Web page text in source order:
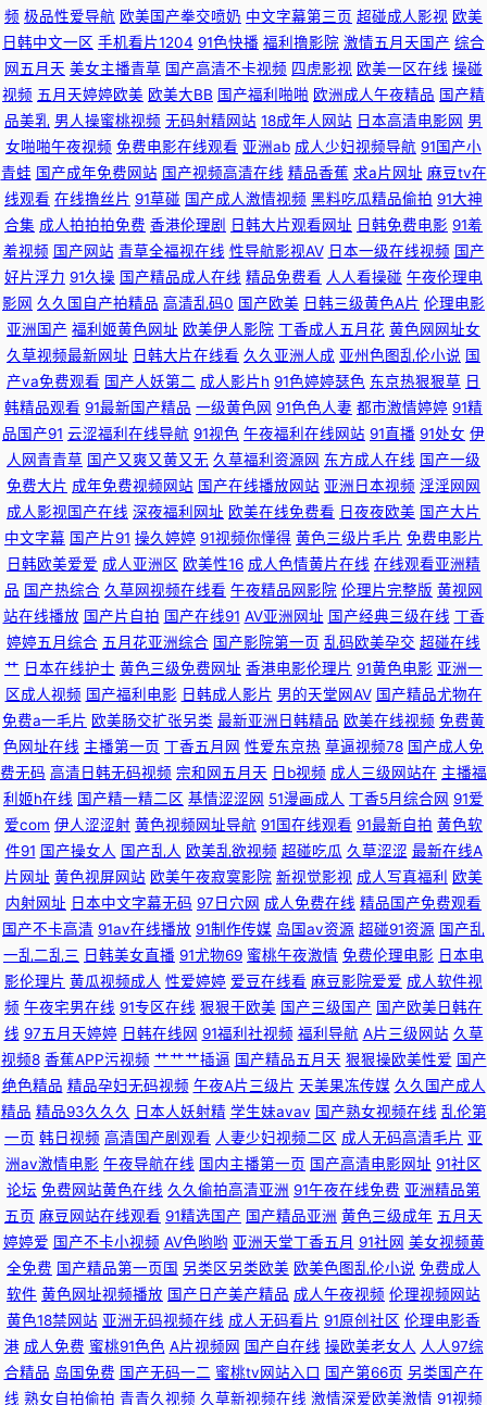
美国 尤物亚洲不卡亚洲精品 日本wwwwww色网 国产男女精品 91在线综合
观看 91www看黄色软件 青青操aV 成人在线免费网站h 91超碰青青 蜜臀AV
福利 91直接看 无码精品天堂福利区 豆花社区视频在线 国产精品成人午夜视
频 91偷拍福利视频 五月蜜桃涩涩瓷 男人的天堂午夜剧场版 国产九区第八页
AV先锋影音电影中文 91青草婷婷青草 91午夜视频 91看淫黄大片 亚洲国产九
九 婷婷五月激情澎湃 人人草人人妻91 国产福利影院 av老司机久久 91极品探
三区 欧美亚洲变态视 久草福利在线视频了 大香蕉伊综 av中文网站 91丝袜在
线观看 91成人影 欧美一页久久 日韩蜜桃专区 精品少妇导航 91熟女网站 91
妞妞视频 亚洲自蔚 欧美综合另类17 老湿影院激情影院 精品精品精品精品 国
产黄色在线精品 51全国探花社区 天美人人插 日韩免费乱轮网站 久久社区 国
白丝在线一区视频 www欧美日韩女同 91在现免费观看 在线免费小视频 性欧
美69导航 日韩日韩日韩日韩日 欧美日韩午夜剧场 女同片色 精品97精品 国产
精品九一九九 大香蕉管网 91在线大香脚 综合综色网 色中色官网 婷婷欧美 日
韩一区精品 九九在线视频 黄色小视频一二区 老司机电影院 91黄瓜视频下载
超碰网97 九一黄色大雷黑丝美女 人人色vvv 伊人干大香蕉 91精品在线观看
狼友 97支援总站大香蕉 福利姬性HD 男人天堂视頻 97资源在线 九九激情网
日韩精品人妻无码 51福利视频导航 91蜜桃麻豆 97精品视频在线 福利合集导
月丁香国产一区二区 91精品高跟玉足 91竹菊国产 高清打炮视频 久肏肏肏 色
色在线综合 91露脸熟女视频 成人福利基地无码大量 精品福利在线 日韩第32
页 伊人大香蕉99 亚洲色图精品一区 91视频91自 大香蕉婷婷 欧美性猛交久久
69少妇导航 91线看视频 大香蕉伊人妻 精品一区二区三区香蕉 三级片男人的
天堂 91爱爱欧美 91入口成人 操片久久精品 三级黄色免费观看 91福利色 成
人版久久 美女WWW1口 福利姬网址欧美 久久国产精品国产精品 偷拍探花在
频 极品性爱导航 欧美国产拳交喷奶 中文字幕第三页 超碰成人影视 欧美
日韩中文一区 手机看片1204 91色快播 福利撸影院 激情五月天国产 综合
网五月天 美女主播青草 国产高清不卡视频 四虎影视 欧美一区在线 操碰
视频 五月天婷婷欧美 欧美大BB 国产福利啪啪 欧洲成人午夜精品 国产精
品美乳 男人操蜜桃视频 无码射精网站 18成年人网站 日本高清电影网 男
女啪啪午夜视频 免费电影在线观看 亚洲ab 成人少妇视频导航 91国产小
青蛙 国产成年免费网站 国产视频高清在线 精品香蕉 求a片网址 麻豆tv在
线观看 在线撸丝片 91草碰 国产成人激情视频 黑料吃瓜精品偷拍 91大神
合集 成人拍拍拍免费 香港伦理剧 日韩大片观看网址 日韩免费电影 91羞
羞视频 国产网站 青草全福视在线 性导航影视AV 日本一级在线视频 国产
好片浮力 91久操 国产精品成人在线 精品免费看 人人看操碰 午夜伦理电
影网 久久国自产拍精品 高清乱码0 国产欧美 日韩三级黄色A片 伦理电影
亚洲国产 福利姬黄色网址 欧美伊人影院 丁香成人五月花 黄色网网址女
久草视频最新网址 日韩大片在线看 久久亚洲人成 亚州色图乱伦小说 国
产va免费观看 国产人妖第二 成人影片h 91色婷婷瑟色 东京热狠狠草 日
韩精品观看 91最新国产精品 一级黄色网 91色色人妻 都市激情婷婷 91精
品国产91 云涩福利在线导航 91视色 午夜福利在线网站 91直播 91处女 伊
人网青青草 国产又爽又黄又无 久草福利资源网 东方成人在线 国产一级
免费大片 成年免费视频网站 国产在线播放网站 亚洲日本视频 淫淫网网
成人影视国产在线 深夜福利网址 欧美在线免费看 日夜夜欧美 国产大片
中文字幕 国产片91 操久婷婷 91视频你懂得 黄色三级片毛片 免费电影片
日韩欧美爱爱 成人亚洲区 欧美性16 成人色情黄片在线 在线观看亚洲精
品 国产热综合 久草网视频在线看 午夜精品网影院 伦理片完整版 黄视网
站在线播放 国产片自拍 国产在线91 AV亚洲网址 国产经典三级在线 丁香
婷婷五月综合 五月花亚洲综合 国产影院第一页 乱码欧美孕交 超碰在线
艹 日本在线护士 黄色三级免费网址 香港电影伦理片 91黄色电影 亚洲一
区成人视频 国产福利电影 日韩成人影片 男的天堂网AV 国产精品尤物在
免费a一毛片 欧美肠交扩张另类 最新亚洲日韩精品 欧美在线视频 免费黄
色网址在线 主播第一页 丁香五月网 性爱东京热 草逼视频78 国产成人免
费无码 高清日韩无码视频 宗和网五月天 日b视频 成人三级网站在 主播福
利姬h在线 国产精一精二区 基情涩涩网 51漫画成人 丁香5月综合网 91爱
爱com 伊人涩涩射 黄色视频网址导航 91国在线观看 91最新自拍 黄色软
件91 国产操女人 国产乱人 欧美乱欲视频 超碰吃瓜 久草涩涩 最新在线A
片网址 黄色视屏网站 欧美午夜寂寞影院 新视觉影视 成人写真福利
欧美
内射网址 日本中文字幕无码 97日穴网 成人免费在线 精品国产免费观看
国产不卡高清 91av在线播放 91制作传媒 岛国av资源 超碰91资源 国产乱
一乱二乱三 日韩美女直播 91尤物69 蜜桃午夜激情 免费伦理电影 日本电
影伦理片 黄瓜视频成人 性爱婷婷 爱豆在线看 麻豆影院爱爱 成人软件视
频 午夜宅男在线 91专区在线 狠狠干欧美 国产三级国产 国产欧美日韩在
线 97五月天婷婷 日韩在线网 91福利社视频 福利导航 A片三级网站 久草
视频8 香蕉APP污视频 艹艹艹插逼 国产精品五月天 狠狠操欧美性爱 国产
绝色精品 精品孕妇无码视频 午夜A片三级片 天美果冻传媒 久久国产成人
精品 精品93久久久 日本人妖射精 学生妹avav 国产熟女视频在线 乱伦第
一页 韩日视频 高清国产剧观看 人妻少妇视频二区 成人无码高清毛片 亚
洲av激情电影 午夜导航在线 国内主播第一页 国产高清电影网址 91社区
论坛 免费网站黄色在线 久久偷拍高清亚洲 91午夜在线免费 亚洲精品第
五页 麻豆网站在线观看 91精选国产 国产精品亚洲 黄色三级成年 五月天
婷婷爱 国产不卡小视频 AV色哟哟 亚洲天堂丁香五月 91社网 美女视频黄
全免费 国产精品第一页国 另类区另类欧美 欧美色图乱伦小说 免费成人
软件 黄色网址视频播放 国产日产美产精品 成人午夜视频 伦理视频网站
黄色18禁网站 亚洲无码视频在线 成人无码看片 91原创社区 伦理电影香
港 成人免费 蜜桃91色色 A片视频网 国产自在线 操欧美老女人 人人97综
合精品 岛国免费 国产无码一二 蜜桃tv网站入口 国产第66页 另类国产在
线 熟女自拍偷拍 青青久视频 久草新视频在线 激情深爱欧美激情 91视频